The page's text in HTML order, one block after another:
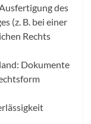
des
(z. B. bei einer
Rechts
Dokumente